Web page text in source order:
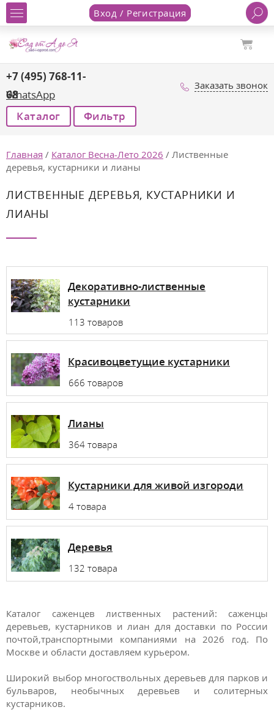
Вход / Регистрация
+7 (495) 768-11-
68
WhatsApp
Заказать звонок
Каталог Фильтр
Главная / Каталог Весна-Лето 2026 / Лиственные
деревья, кустарники и лианы
ЛИСТВЕННЫЕ ДЕРЕВЬЯ, КУСТАРНИКИ И
ЛИАНЫ
Декоративно-лиственные
кустарники
113 товаров
Красивоцветущие кустарники
666 товаров
Лианы
364 товара
Кустарники для живой изгороди
4 товара
Деревья
132 товара
Каталог саженцев лиственных растений: саженцы
деревьев, кустарников и лиан для доставки по России
почтой,транспортными компаниями на 2026 год. По
Москве и области доставляем курьером.
Широкий выбор многоствольных деревьев для парков и
бульваров, необычных деревьев и солитерных
кустарников.